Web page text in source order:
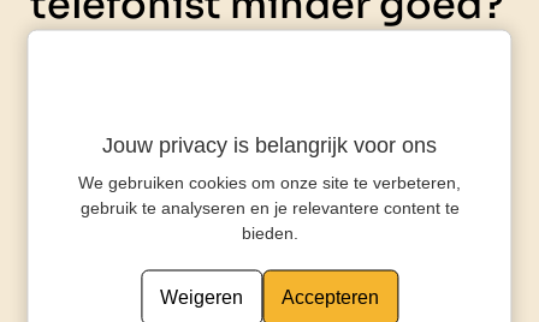
persoonlijk maatwerk
vereist
Werk je in een vakgebied waarin elk telefoontje uniek is
en direct inhoudelijke afwegingen vraagt? Bijvoorbeeld
als advocaat, medisch specialist of strategisch
Jouw privacy is belangrijk voor ons
We gebruiken cookies om onze site te verbeteren,
gebruik te analyseren en je relevantere content te
bieden.
Weigeren Accepteren